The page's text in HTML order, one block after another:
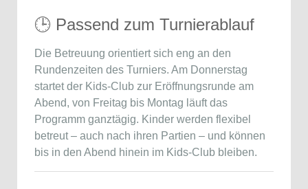
🕒 Passend zum Turnierablauf
Die Betreuung orientiert sich eng an den
Rundenzeiten des Turniers. Am Donnerstag
startet der Kids-Club zur Eröffnungsrunde am
Abend, von Freitag bis Montag läuft das
Programm ganztägig. Kinder werden flexibel
betreut – auch nach ihren Partien – und können
bis in den Abend hinein im Kids-Club bleiben.